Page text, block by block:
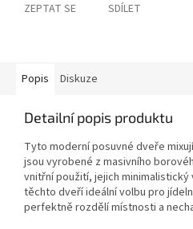
ZEPTAT SE SDÍLET
Popis Diskuze
Detailní popis produktu
Tyto moderní posuvné dveře
jsou vyrobené z masivního
vnitřní použití, jejich minimalistický
těchto dveří ideální volbu pro
perfektně rozdělí místnosti a